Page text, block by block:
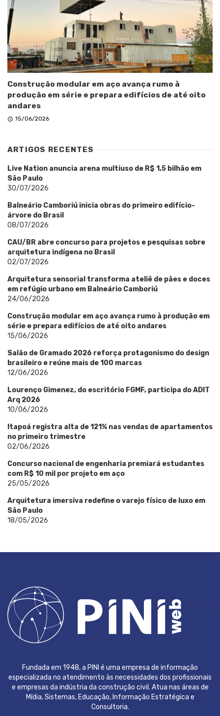
Construção modular em aço avança rumo à
produção em série e prepara edifícios de até oito
andares
15/06/2026
ARTIGOS RECENTES
Live Nation anuncia arena multiuso de R$ 1,5 bilhão em
São Paulo
30/07/2026
Balneário Camboriú inicia obras do primeiro edifício-
árvore do Brasil
08/07/2026
CAU/BR abre concurso para projetos e pesquisas sobre
arquitetura indígena no Brasil
02/07/2026
Arquitetura sensorial transforma ateliê de pães e doces
em refúgio urbano em Balneário Camboriú
24/06/2026
Construção modular em aço avança rumo à produção em
série e prepara edifícios de até oito andares
15/06/2026
Salão de Gramado 2026 reforça protagonismo do design
brasileiro e reúne mais de 100 marcas
12/06/2026
Lourenço Gimenez, do escritório FGMF, participa do ADIT
Arq 2026
10/06/2026
Itapoá registra alta de 121% nas vendas de apartamentos
no primeiro trimestre
02/06/2026
Concurso nacional de engenharia premiará estudantes
com R$ 10 mil por projeto em aço
25/05/2026
Arquitetura imersiva redefine o varejo físico de luxo em
São Paulo
18/05/2026
Fundada em 1948, a PINI é uma empresa de informação
especializada no atendimento às necessidades dos profissionais
e empresas da indústria da construção civil. Atua nas áreas de
Mídia, Sistemas, Educação, Informação Estratégica e
Consultoria.